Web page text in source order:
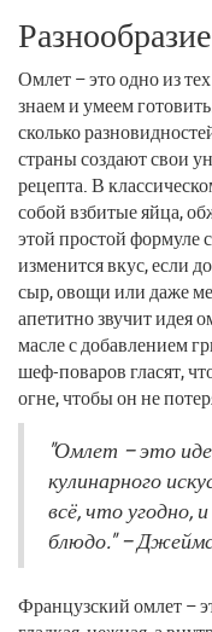
Омлет – это одно из
знаем и умеем
сколько
страны создают свои
рецепта. В
собой взбитые яйца,
этой простой формуле
изменится вкус, если
сыр, овощи или даже
апетитно звучит идея
масле с добавлением
шеф-поваров гласят,
огне, чтобы он не
"Омлет – это
кулинарного
всё, что угодно,
блюдо." –
Французский омлет –